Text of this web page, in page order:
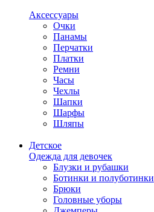
Аксессуары
Очки
Панамы
Перчатки
Платки
Ремни
Часы
Чехлы
Шапки
Шарфы
Шляпы
Детское
Одежда для девочек
Блузки и рубашки
Ботинки и полуботинки
Брюки
Головные уборы